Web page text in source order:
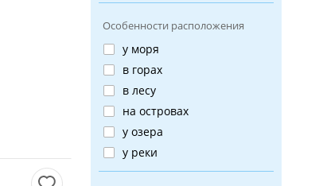
Особенности расположения
у моря
в горах
в лесу
на островах
у озера
у реки